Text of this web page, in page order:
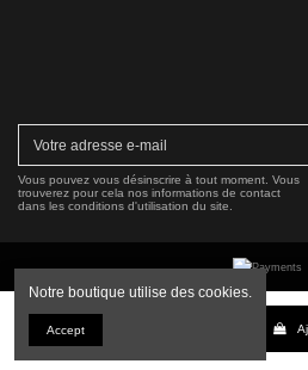
Vous pouvez vous désinscrire à tout moment. Vous
trouverez pour cela nos informations de contact
dans les conditions d'utilisation du site.
Copyright © 2016-2026 VWB Trading
La société VWB Trading n'est pas affiliée à Mercedes-
par celle-ci. Tous les numéros de pièces et
Notre boutique utilise des cookies.
Accept